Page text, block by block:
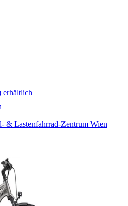
& Lastenfahrrad-Zentrum Wien